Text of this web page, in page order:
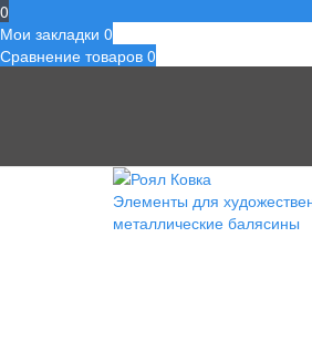
0
Мои закладки 0
Сравнение товаров 0
Элементы для
металлические балясины